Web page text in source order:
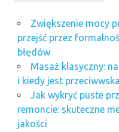
Zwiększenie mocy
przejść przez
błędów
Masaż klasyczny:
i kiedy jest
Jak wykryć puste
remoncie: skuteczne
jakości